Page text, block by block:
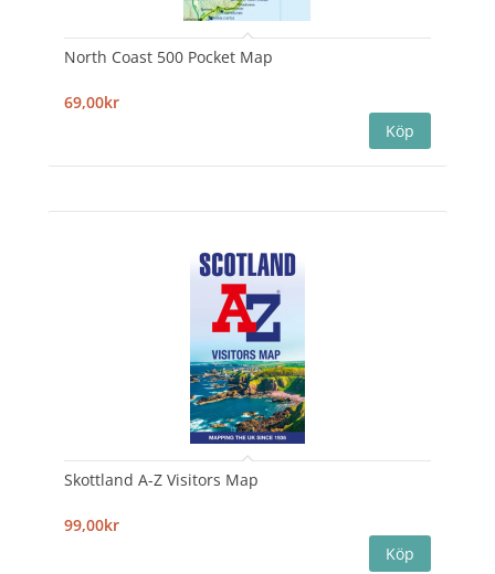
North Coast 500 Pocket Map
69,00kr
Skottland A-Z Visitors Map
99,00kr